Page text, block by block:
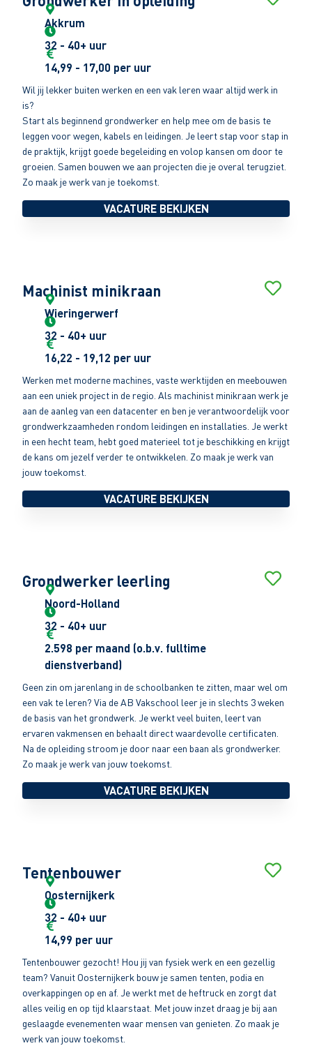
Akkrum
32 - 40+ uur
14,99 - 17,00 per uur
Wil jij lekker buiten werken en een vak leren waar altijd werk in
is?
Start als beginnend grondwerker en help mee om de basis te
leggen voor wegen, kabels en leidingen. Je leert stap voor stap in
de praktijk, krijgt goede begeleiding en volop kansen om door te
groeien. Samen bouwen we aan projecten die je overal terugziet.
Zo maak je werk van je toekomst.
VACATURE BEKIJKEN
Machinist minikraan
Wieringerwerf
32 - 40+ uur
16,22 - 19,12 per uur
Werken met moderne machines, vaste werktijden en meebouwen
aan een uniek project in de regio. Als machinist minikraan werk je
aan de aanleg van een datacenter en ben je verantwoordelijk voor
grondwerkzaamheden rondom leidingen en installaties. Je werkt
in een hecht team, hebt goed materieel tot je beschikking en krijgt
de kans om jezelf verder te ontwikkelen. Zo maak je werk van
jouw toekomst.
VACATURE BEKIJKEN
Grondwerker leerling
Noord-Holland
32 - 40+ uur
2.598 per maand (o.b.v. fulltime
dienstverband)
Geen zin om jarenlang in de schoolbanken te zitten, maar wel om
een vak te leren? Via de AB Vakschool leer je in slechts 3 weken
de basis van het grondwerk. Je werkt veel buiten, leert van
ervaren vakmensen en behaalt direct waardevolle certificaten.
Na de opleiding stroom je door naar een baan als grondwerker.
Zo maak je werk van jouw toekomst.
VACATURE BEKIJKEN
Tentenbouwer
Oosternijkerk
32 - 40+ uur
14,99 per uur
Tentenbouwer gezocht! Hou jij van fysiek werk en een gezellig
team? Vanuit Oosternijkerk bouw je samen tenten, podia en
overkappingen op en af. Je werkt met de heftruck en zorgt dat
alles veilig en op tijd klaarstaat. Met jouw inzet draag je bij aan
geslaagde evenementen waar mensen van genieten. Zo maak je
werk van jouw toekomst.